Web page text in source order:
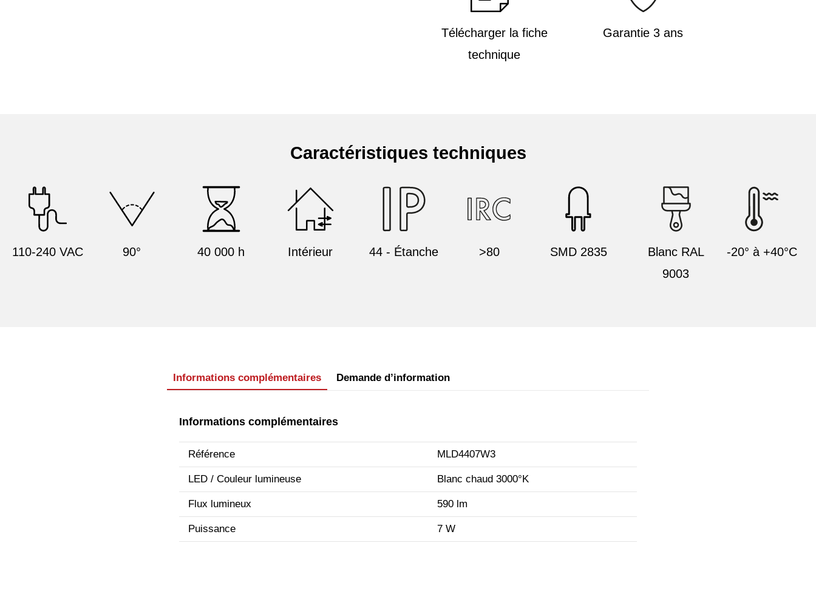
Télécharger la fiche
technique
Garantie 3 ans
Caractéristiques techniques
110-240 VAC 90° 40 000 h Intérieur 44 - Étanche >80 SMD 2835
Blanc RAL
9003
-20° à +40°C
Informations complémentaires Demande d’information
Informations complémentaires
Référence MLD4407W3
LED / Couleur lumineuse Blanc chaud 3000°K
Flux lumineux 590 lm
Puissance 7 W